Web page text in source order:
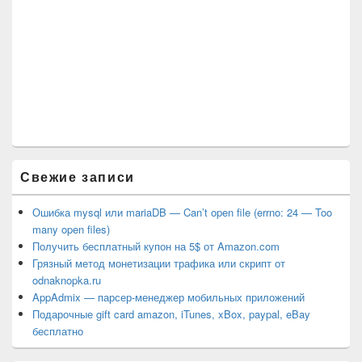
Свежие записи
Ошибка mysql или mariaDB — Can’t open file (errno: 24 — Too
many open files)
Получить бесплатный купон на 5$ от Amazon.com
Грязный метод монетизации трафика или скрипт от
odnaknopka.ru
AppAdmix — парсер-менеджер мобильных приложений
Подарочные gift card amazon, iTunes, xBox, paypal, eBay
бесплатно